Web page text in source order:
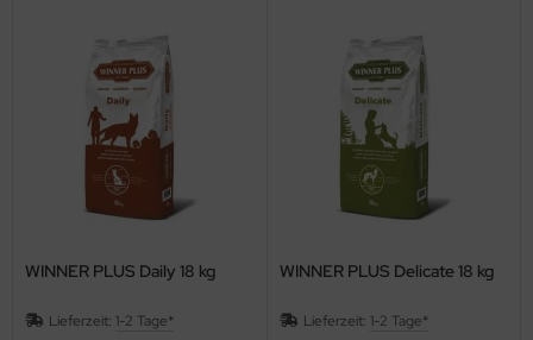
WINNER PLUS Daily 18 kg
Lieferzeit: 1-2 Tage*
WINNER PLUS Delicate 18 kg
Lieferzeit: 1-2 Tage*